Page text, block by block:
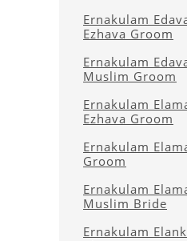
Ernakulam
Ezhava Groom
Ernakulam
Muslim Groom
Ernakulam
Ezhava Groom
Ernakulam
Groom
Ernakulam
Muslim Bride
Ernakulam